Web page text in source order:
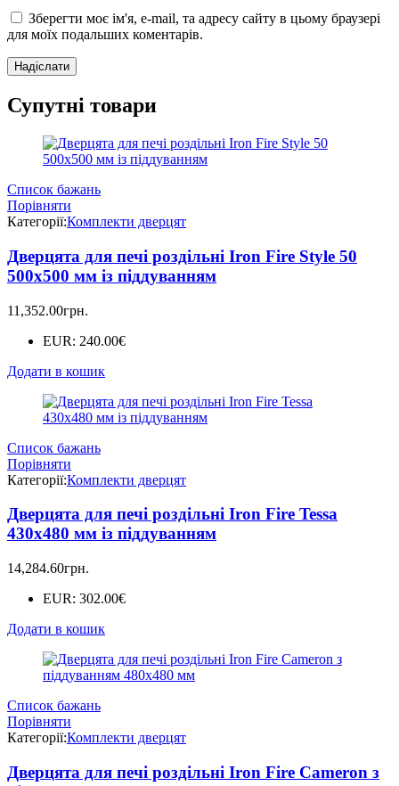
Зберегти моє ім'я, e-mail, та адресу сайту в цьому браузері
для моїх подальших коментарів.
Супутні товари
Список бажань
Порівняти
Категорії:Комплекти дверцят
Дверцята для печі роздільні Iron Fire Style 50
500х500 мм із піддуванням
11,352.00грн.
EUR: 240.00€
Додати в кошик
Список бажань
Порівняти
Категорії:Комплекти дверцят
Дверцята для печі роздільні Iron Fire Tessa
430х480 мм із піддуванням
14,284.60грн.
EUR: 302.00€
Додати в кошик
Список бажань
Порівняти
Категорії:Комплекти дверцят
Дверцята для печі роздільні Iron Fire Cameron з